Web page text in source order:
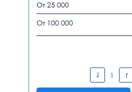
От 25 000
От 100 000